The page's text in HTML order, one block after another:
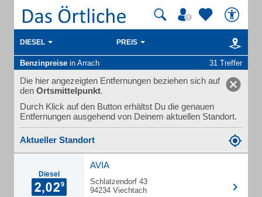
DIESEL PREIS
Benzinpreise in Arrach 31 Treffer
Die hier angezeigten Entfernungen beziehen sich auf
den Ortsmittelpunkt.
Durch Klick auf den Button erhältst Du die genauen
Entfernungen ausgehend von Deinem aktuellen Standort.
Aktueller Standort
Diesel
AVIA
Schlatzendorf 43
94234 Viechtach